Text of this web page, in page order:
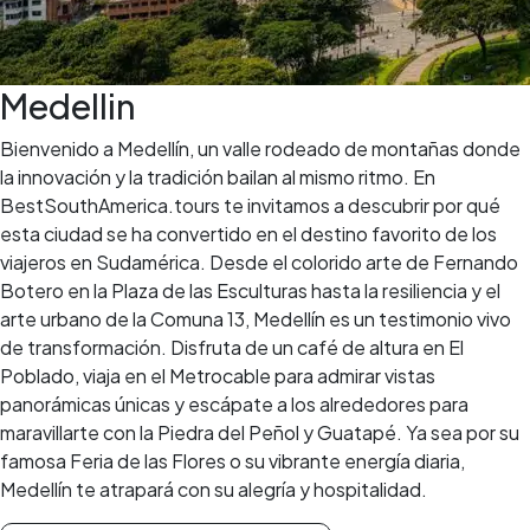
Medellin
Bienvenido a Medellín, un valle rodeado de montañas donde
la innovación y la tradición bailan al mismo ritmo. En
BestSouthAmerica.tours te invitamos a descubrir por qué
esta ciudad se ha convertido en el destino favorito de los
viajeros en Sudamérica. Desde el colorido arte de Fernando
Botero en la Plaza de las Esculturas hasta la resiliencia y el
arte urbano de la Comuna 13, Medellín es un testimonio vivo
de transformación. Disfruta de un café de altura en El
Poblado, viaja en el Metrocable para admirar vistas
panorámicas únicas y escápate a los alrededores para
maravillarte con la Piedra del Peñol y Guatapé. Ya sea por su
famosa Feria de las Flores o su vibrante energía diaria,
Medellín te atrapará con su alegría y hospitalidad.